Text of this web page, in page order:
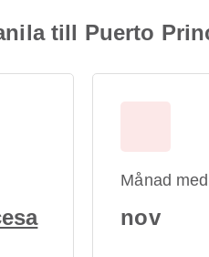
till Puerto
Månad
nov